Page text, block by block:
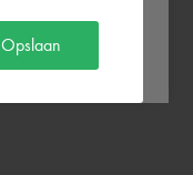
Opslaan